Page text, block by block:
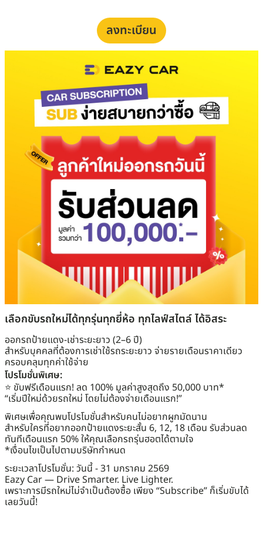
ลงทะเบียน
เลือกขับรถใหม่ได้ทุกรุ่นทุกยี่ห้อ ทุกไลฟ์สไตล์ ได้อิสระ
ออกรถป้ายแดง-เช่าระยะยาว (2–6 ปี)
สำหรับบุคคลที่ต้องการเช่าใช้รถระยะยาว จ่ายรายเดือนราคาเดียว
ครอบคลุมทุกค่าใช้จ่าย
โปรโมชั่นพิเศษ:
⭐ ขับฟรีเดือนแรก! ลด 100% มูลค่าสูงสุดถึง 50,000 บาท*
“เริ่มปีใหม่ด้วยรถใหม่ โดยไม่ต้องจ่ายเดือนแรก!”
พิเศษเพื่อคุณพบโปรโมชั่นสำหรับคนไม่อยากผูกมัดนาน
สำหรับใครที่อยากออกป้ายแดงระยะสั้น 6, 12, 18 เดือน รับส่วนลด
ทันทีเดือนแรก 50% ให้คุณเลือกรถรุ่นฮอตได้ตามใจ
*เงื่อนไขเป็นไปตามบริษัทกำหนด
ระยะเวลาโปรโมชั่น: วันนี้ - 31 มกราคม 2569
Eazy Car — Drive Smarter. Live Lighter.
เพราะการมีรถใหม่ไม่จำเป็นต้องซื้อ เพียง “Subscribe” ก็เริ่มขับได้
เลยวันนี้!